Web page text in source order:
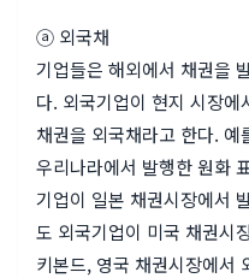
ⓐ 외국채
기업들은 해외에서 채권을
다. 외국기업이 현지 시장에
채권을 외국채라고 한다. 예
우리나라에서 발행한 원화
기업이 일본 채권시장에서
도 외국기업이 미국 채권시
키본드, 영국 채권시장에서